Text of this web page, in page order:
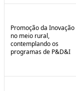
Promoção da Inovação
no meio rural,
contemplando os
programas de P&D&I